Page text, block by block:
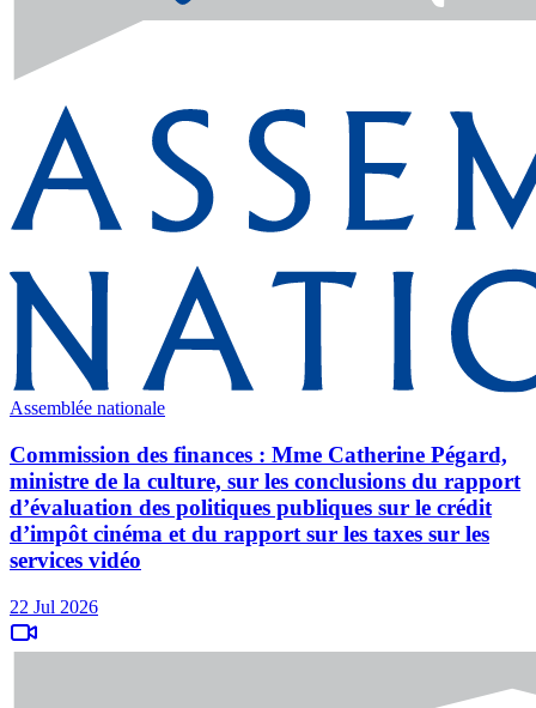
Assemblée nationale
Commission des finances : Mme Catherine Pégard,
ministre de la culture, sur les conclusions du rapport
d’évaluation des politiques publiques sur le crédit
d’impôt cinéma et du rapport sur les taxes sur les
services vidéo
22 Jul 2026